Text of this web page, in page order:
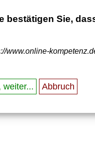
bestätigen Sie,
www.online-
weiter... Abbruch